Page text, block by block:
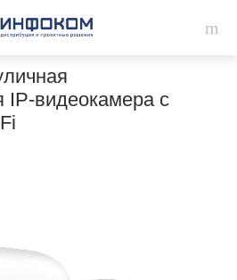
IP-видеокамера с